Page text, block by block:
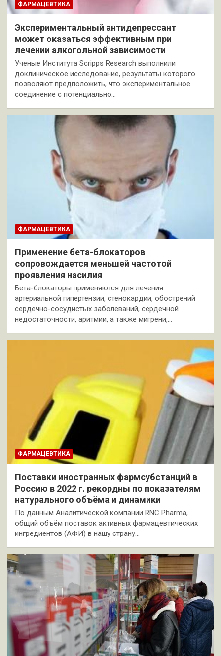
ФАРМАЦЕВТИКА
Экспериментальный антидепрессант
может оказаться эффективным при
лечении алкогольной зависимости
Ученые Института Scripps Research выполнили
доклиническое исследование, результаты которого
позволяют предположить, что экспериментальное
соединение с потенциально…
ФАРМАЦЕВТИКА
Применение бета-блокаторов
сопровождается меньшей частотой
проявления насилия
Бета-блокаторы применяются для лечения
артериальной гипертензии, стенокардии, обострений
сердечно-сосудистых заболеваний, сердечной
недостаточности, аритмии, а также мигрени,…
ФАРМАЦЕВТИКА
Поставки иностранных фармсубстанций в
Россию в 2022 г. рекордны по показателям
натурального объёма и динамики
По данным Аналитической компании RNC Pharma,
общий объём поставок активных фармацевтических
ингредиентов (АФИ) в нашу страну…